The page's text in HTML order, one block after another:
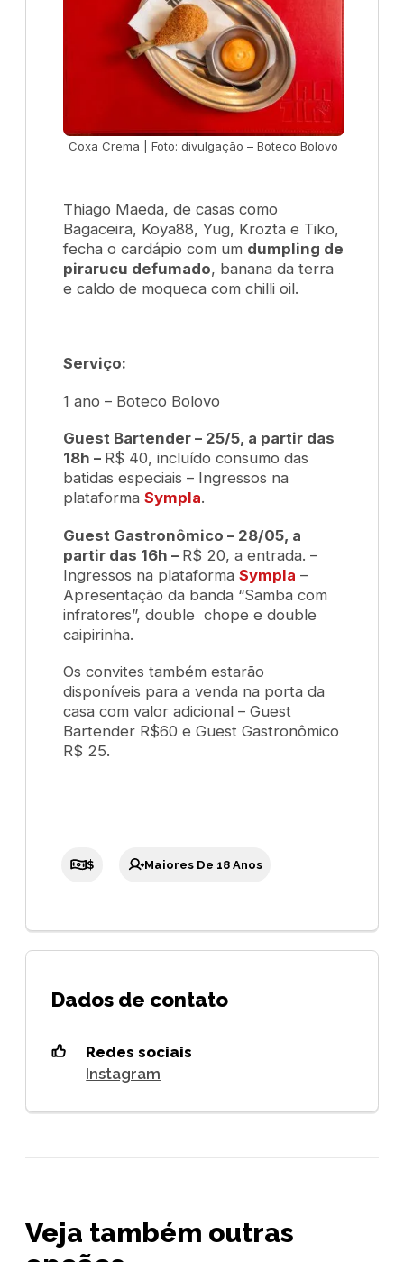
Coxa Crema | Foto: divulgação – Boteco Bolovo
Thiago Maeda, de casas como
Bagaceira, Koya88, Yug, Kroztae Tiko,
fecha o cardápio com um dumpling de
pirarucu defumado, banana da terra
e caldo de moqueca com chilli oil.
Serviço:
1 ano – Boteco Bolovo
Guest Bartender – 25/5, a partir das
18h – R$ 40, incluído consumo das
batidas especiais – Ingressos na
plataformaSympla.
Guest Gastronômico – 28/05, a
partir das 16h – R$ 20, a entrada. –
Ingressos na plataformaSympla –
Apresentação da banda “Samba com
infratores”,double chope edouble
caipirinha.
Os convites também estarão
disponíveis para a venda na porta da
casa com valor adicional – Guest
Bartender R$60 e Guest Gastronômico
R$ 25.
$ Maiores De 18 Anos
Dados de contato
Redes sociais
Instagram
Veja também outras